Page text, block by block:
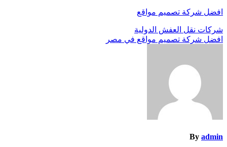
افضل شركة تصميم مواقع
تصفّح
المقالات
شركات نقل العفش الدولية
افضل شركة تصميم مواقع في مصر
By admin